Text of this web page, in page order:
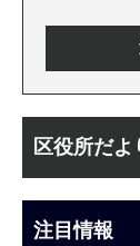
文
こ
ま
ビ
区役所だよ
注目情報